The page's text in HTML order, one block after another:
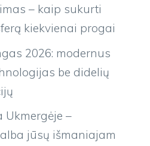
– kaip sukurti
kiekvienai progai
2026: modernus
be didelių
Ukmergėje –
jūsų išmaniajam